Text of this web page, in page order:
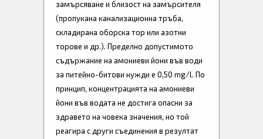
замърсяване и близост на замърсителя
(пропукана канализационна тръба,
складирана оборска тор или азотни
торове и др.). Пределно допустимото
съдържание на амониеви йони във води
за питейно-битови нужди е 0,50 mg/l. По
принцип, концентрацията на амониеви
йони във водата не достига опасни за
здравето на човека значения, но той
реагира с други съединения в резултат